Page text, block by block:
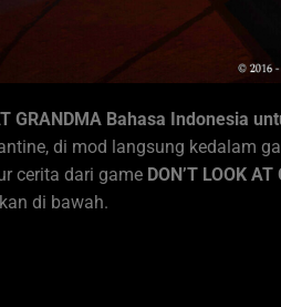
GRANDMA Bahasa Indonesia
di mod langsung kedalam
cerita dari game DON’T LOOK
di bawah.